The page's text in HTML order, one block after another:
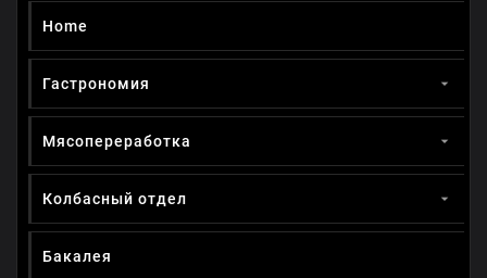
Home
Гастрономия 
Мясопереработка 
Колбасный отдел 
Бакалея